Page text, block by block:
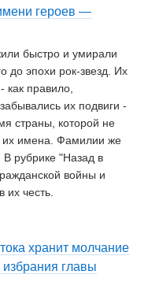
героев —
быстро и умирали
до эпохи рок-звезд. Их
как правило,
их подвиги -
страны, которой не
их имена. Фамилии же
рубрике "Назад в
войны и
честь.
хранит молчание
главы